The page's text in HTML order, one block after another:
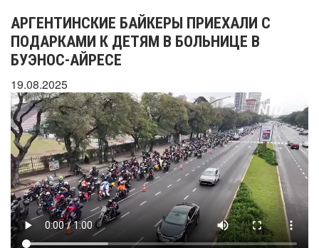
АРГЕНТИНСКИЕ БАЙКЕРЫ ПРИЕХАЛИ С
ПОДАРКАМИ К ДЕТЯМ В БОЛЬНИЦЕ В
БУЭНОС-АЙРЕСЕ
19.08.2025